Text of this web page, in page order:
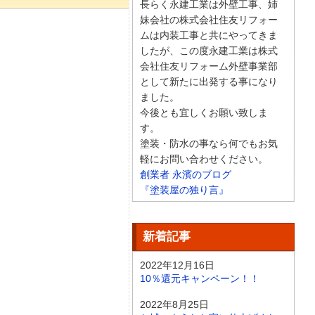
長らく永建工業は外壁工事、姉
妹会社の株式会社住友リフォー
ムは内装工事と共にやってきま
したが、この度永建工業は株式
会社住友リフォーム外壁事業部
として新たに出発する事になり
ました。
今後とも宜しくお願い致しま
す。
塗装・防水の事なら何でもお気
軽にお問い合わせください。
創業者 永濱のブログ
『塗装屋の独り言』
新着記事
2022年12月16日
10％還元キャンペーン！！
2022年8月25日